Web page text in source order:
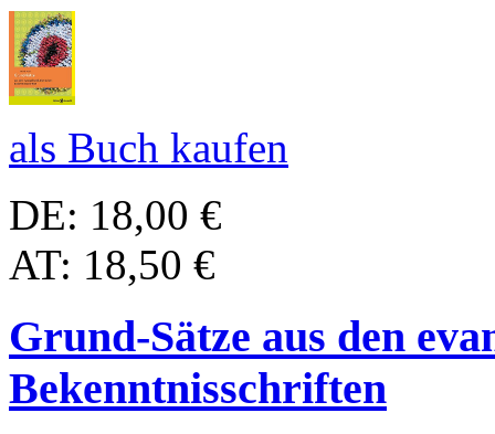
als Buch kaufen
DE: 18,00 €
AT: 18,50 €
Grund-Sätze aus den
Bekenntnisschriften